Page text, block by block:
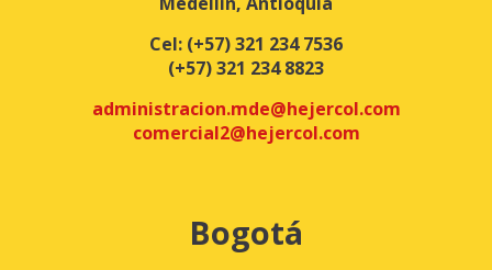
Cel: (+57) 321 234 7536
(+57) 321 234 8823
administracion.mde@hejercol.com
comercial2@hejercol.com
Bogotá